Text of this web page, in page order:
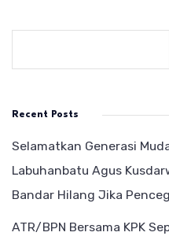
Recent Posts
Selamatkan Generasi
Labuhanbatu Agus
Bandar Hilang Jika
ATR/BPN Bersama KPK